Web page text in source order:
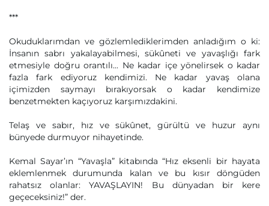
***
Okuduklarımdan ve gözlemlediklerimden anladığım o ki:
İnsanın sabrı yakalayabilmesi, sükûneti ve yavaşlığı fark
etmesiyle doğru orantılı... Ne kadar içe yönelirsek o kadar
fazla fark ediyoruz kendimizi. Ne kadar yavaş olana
içimizden saymayı bırakıyorsak o kadar kendimize
benzetmekten kaçıyoruz karşımızdakini.
Telaş ve sabır, hız ve sükûnet, gürültü ve huzur aynı
bünyede durmuyor nihayetinde.
Kemal Sayar’ın “Yavaşla” kitabında “Hız eksenli bir hayata
eklemlenmek durumunda kalan ve bu kısır döngüden
rahatsız olanlar: YAVAŞLAYIN! Bu dünyadan bir kere
geçeceksiniz!” der.